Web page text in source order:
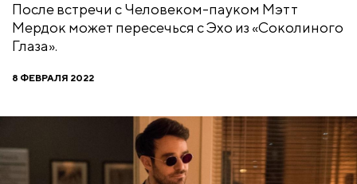
После встречи с Человеком-пауком Мэтт
Мердок может пересечься с Эхо из «Соколиного
Глаза».
8 ФЕВРАЛЯ 2022